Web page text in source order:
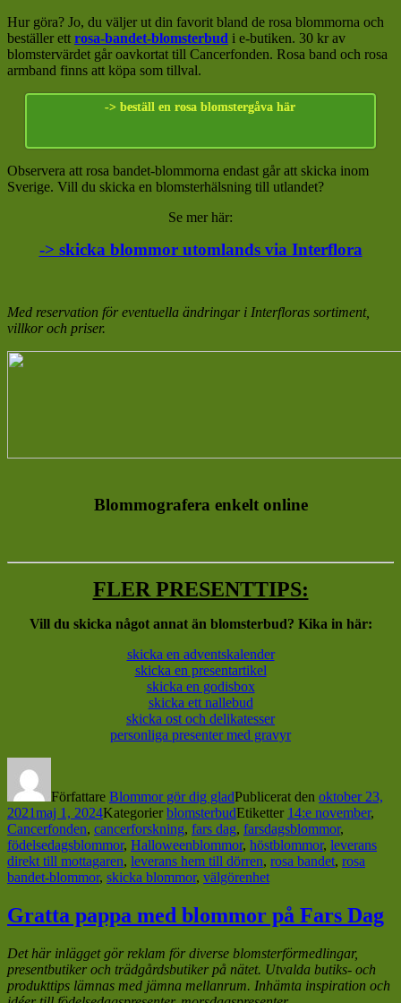
Hur göra? Jo, du väljer ut din favorit bland de rosa blommorna och
beställer ett rosa-bandet-blomsterbud i e-butiken. 30 kr av
blomstervärdet går oavkortat till Cancerfonden. Rosa band och rosa
armband finns att köpa som tillval.
-> beställ en rosa blomstergåva här
Observera att rosa bandet-blommorna endast går att skicka inom
Sverige. Vill du skicka en blomsterhälsning till utlandet?
Se mer här:
-> skicka blommor utomlands via Interflora
Med reservation för eventuella ändringar i Interfloras sortiment,
villkor och priser.
Blommografera enkelt online
FLER PRESENTTIPS:
Vill du skicka något annat än blomsterbud? Kika in här:
skicka en adventskalender
skicka en presentartikel
skicka en godisbox
skicka ett nallebud
skicka ost och delikatesser
personliga presenter med gravyr
Författare Blommor gör dig gladPublicerat den oktober 23,
2021maj 1, 2024Kategorier blomsterbudEtiketter 14:e november,
Cancerfonden, cancerforskning, fars dag, farsdagsblommor,
födelsedagsblommor, Halloweenblommor, höstblommor, leverans
direkt till mottagaren, leverans hem till dörren, rosa bandet, rosa
bandet-blommor, skicka blommor, välgörenhet
Gratta pappa med blommor på Fars Dag
Det här inlägget gör reklam för diverse blomsterförmedlingar,
presentbutiker och trädgårdsbutiker på nätet. Utvalda butiks- och
produkttips lämnas med jämna mellanrum. Inhämta inspiration och